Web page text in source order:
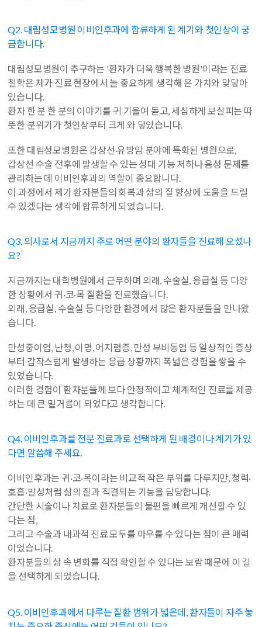
Q2. 대림성모병원 이비인후과에 합류하게 된 계기와 첫인상이 궁
금합니다.
대림성모병원이 추구하는 '환자가 더욱 행복한 병원'이라는 진료
철학은 제가 진료 현장에서 늘 중요하게 생각해 온 가치와 맞닿아
있습니다.
환자 한 분 한 분의 이야기를 귀 기울여 듣고, 세심하게 보살피는 따
뜻한 분위기가 첫인상부터 크게 와 닿았습니다.
또한 대림성모병원은 갑상선·유방암 분야에 특화된 병원으로,
갑상선 수술 전후에 발생할 수 있는 성대 기능 저하나 음성 문제를
관리하는 데 이비인후과의 역할이 중요합니다.
이 과정에서 제가 환자분들의 회복과 삶의 질 향상에 도움을 드릴
수 있겠다는 생각에 합류하게 되었습니다.
Q3. 의사로서 지금까지 주로 어떤 분야의 환자들을 진료해 오셨나
요?
지금까지는 대학병원에서 근무하며 외래, 수술실, 응급실 등 다양
한 상황에서 귀·코·목 질환을 진료했습니다.
외래, 응급실, 수술실 등 다양한 환경에서 많은 환자분들을 만나왔
습니다.
만성중이염, 난청, 이명, 어지럼증, 만성 부비동염 등 일상적인 증상
부터 갑작스럽게 발생하는 응급 상황까지 폭넓은 경험을 쌓을 수
있었습니다.
이러한 경험이 환자분들께 보다 안정적이고 체계적인 진료를 제공
하는 데 큰 밑거름이 되었다고 생각합니다.
Q4. 이비인후과를 전문 진료과로 선택하게 된 배경이나 계기가 있
다면 말씀해 주세요.
이비인후과는 귀·코·목이라는 비교적 작은 부위를 다루지만, 청력·
호흡·발성처럼 삶의 질과 직결되는 기능을 담당합니다.
간단한 시술이나 치료로 환자분들의 불편을 빠르게 개선할 수 있
다는 점,
그리고 수술과 내과적 진료 모두를 아우를 수 있다는 점이 큰 매력
이었습니다.
환자분들의 삶 속 변화를 직접 확인할 수 있다는 보람 때문에 이 길
을 선택하게 되었습니다.
Q5. 이비인후과에서 다루는 질환 범위가 넓은데, 환자들이 자주 놓